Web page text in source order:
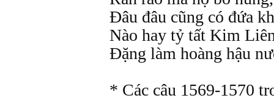
Đâu đâu cũng có đứa
Nào hay tỷ tất Kim
Đặng làm hoàng hậu
* Các câu 1569-1570